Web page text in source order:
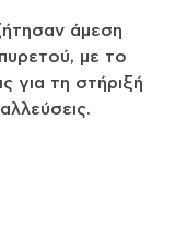
άμεση
με το
για τη στήριξή